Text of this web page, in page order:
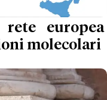
europea
molecolari